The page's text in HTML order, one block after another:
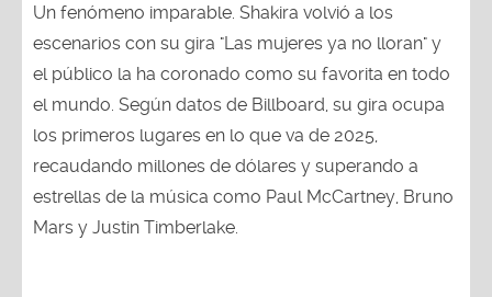
Un fenómeno imparable. Shakira volvió a los
escenarios con su gira "Las mujeres ya no lloran" y
el público la ha coronado como su favorita en todo
el mundo. Según datos de Billboard, su gira ocupa
los primeros lugares en lo que va de 2025,
recaudando millones de dólares y superando a
estrellas de la música como Paul McCartney, Bruno
Mars y Justin Timberlake.